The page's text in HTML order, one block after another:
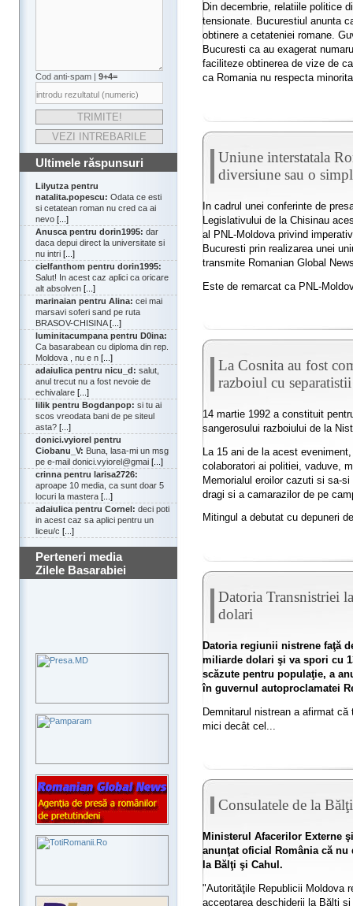
Cod anti-spam | 9+4=
Ultimele răspunsuri
Lilyutza pentru
natalita.popescu: Odata ce esti
si cetatean roman nu cred ca ai
nevo [...]
Anusca pentru dorin1995: dar
daca depui direct la universitate si
nu intri [...]
cielfanthom pentru dorin1995:
Salut! In acest caz aplici ca oricare
alt absolven [...]
marinaian pentru Alina: cei mai
marsavi soferi sand pe ruta
BRASOV-CHISINA[...]
luminitacumpana pentru D0ina:
Ca basarabean cu diploma din rep.
Moldova , nu e n [...]
adaiulica pentru nicu_d: salut,
anul trecut nu a fost nevoie de
echivalare [...]
lilik pentru Bogdanpop: si tu ai
scos vreodata bani de pe siteul
asta? [...]
donici.vyiorel pentru
Ciobanu_V: Buna, lasa-mi un msg
pe e-mail donici.vyiorel@gmai [...]
crinna pentru larisa2726:
aproape 10 media, ca sunt doar 5
locuri la mastera [...]
adaiulica pentru Cornel: deci poti
in acest caz sa aplici pentru un
liceu/c [...]
Perteneri media
Zilele Basarabiei
Din decembrie, relatiile politice
tensionate. Bucurestiul anunta
obtinere a cetateniei romane.
Bucuresti ca au exagerat
faciliteze obtinerea de vize de
ca Romania nu respecta
Uniune interstatala
diversiune sau o
In cadrul unei conferinte de
Legislativului de la Chisinau
al PNL-Moldova privind
Bucuresti prin realizarea unei
transmite Romanian Global
Este de remarcat ca PNL-
La Cosnita au fost
razboiul cu
14 martie 1992 a constituit
sangerosului razboiului de la
La 15 ani de la acest
colaboratori ai politiei, vaduve,
Memorialul eroilor cazuti si sa-
dragi si a camarazilor de pe
Mitingul a debutat cu depuneri
Datoria Transnistriei
dolari
Datoria regiunii nistrene faţă
miliarde dolari şi va spori cu
scăzute pentru populaţie, a
în guvernul autoproclamatei
Demnitarul nistrean a afirmat
mici decât cel...
Consulatele de la
Ministerul Afacerilor Externe
anunţat oficial România că
la Bălţi şi Cahul.
"Autorităţile Republicii Moldova
acceptarea deschiderii la Bălţi